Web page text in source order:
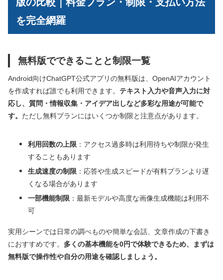
を完全網羅
無料版でできることと制限一覧
Android向けChatGPT公式アプリの無料版は、OpenAIアカウント
を作成すれば誰でも利用できます。 テキスト入力や音声入力に対
応し、質問・情報収集・アイデア出しなど多彩な用途が可能で
す。 ただし無料プランにはいくつか制限と注意点があります。
利用回数の上限 ：アクセス過多時は利用待ちや制限が発生
することもあります
生成速度の制限 ：応答や生成スピードが有料プランより遅
くなる場合があります
一部機能制限 ：最新モデルや高度な画像生成機能は利用不
可
実用シーンでは日常の調べものや簡単な会話、文章作成の下書き
におすすめです。 多くの基本機能を0円で体験できるため、まずは
無料版で操作性や自分の用途を確認しましょう。